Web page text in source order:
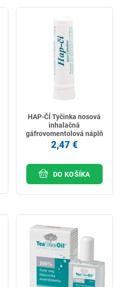
HAP-ČÍ Tyčinka nosová
inhalačná
gáfrovomentolová náplň
1 ks
2,47 €
DO KOŠÍKA